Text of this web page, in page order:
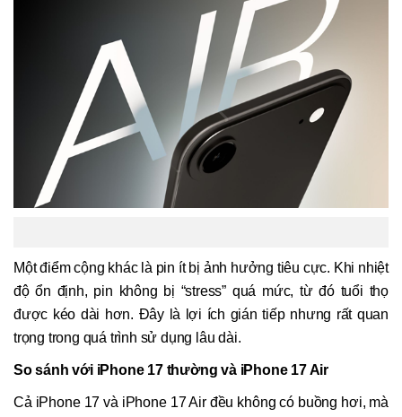
Một điểm cộng khác là pin ít bị ảnh hưởng tiêu cực. Khi nhiệt
độ ổn định, pin không bị “stress” quá mức, từ đó tuổi thọ
được kéo dài hơn. Đây là lợi ích gián tiếp nhưng rất quan
trọng trong quá trình sử dụng lâu dài.
So sánh với iPhone 17 thường và iPhone 17 Air
Cả iPhone 17 và iPhone 17 Air đều không có buồng hơi, mà